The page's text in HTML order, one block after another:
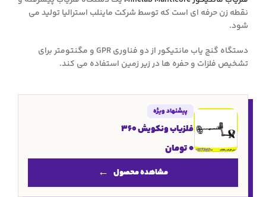
نقطه زن حرفه ای است که توسط شرکت ماینلب استرالیا تولید می
شود.
دستگاه گنج یاب مانتیکور از دو فناوری GPR و مگنتومتر برای
تشخیص فلزات و حفره ها در زیر زمین استفاده می کند.
پیشنهاد ویژه
فلزیاب ونکویش 360
0تومان
مشاهده محصول